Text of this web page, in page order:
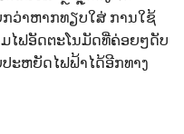
ວ່າຫາກທຽບໃສ່ ການໃຊ້
ໄຟອັດຕະໂນມັດທີ່ຄ່ອຍໆດັບ
ປະຫຍັດໄຟຟ້າໄດ້ອີກທາງ